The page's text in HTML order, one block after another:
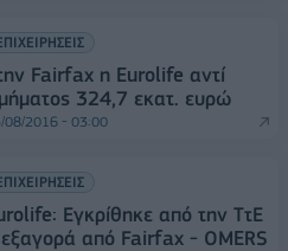
Fairfax η Eurolife αντί
324,7 εκατ. ευρώ
08/2016 - 03:00
Εγκρίθηκε από την ΤτΕ
από Fairfax - OMERS